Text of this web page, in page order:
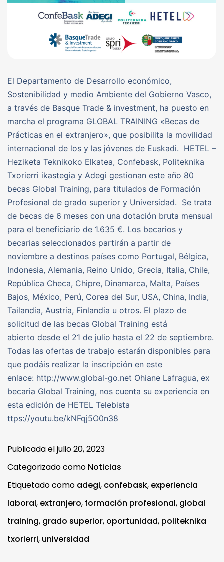
El Departamento de Desarrollo económico,
Sostenibilidad y medio Ambiente del Gobierno Vasco,
a través de Basque Trade & investment, ha puesto en
marcha el programa GLOBAL TRAINING «Becas de
Prácticas en el extranjero», que posibilita la movilidad
internacional de los y las jóvenes de Euskadi. HETEL –
Heziketa Teknikoko Elkatea, Confebask, Politeknika
Txorierri ikastegia y Adegi gestionan este año 80
becas Global Training, para titulados de Formación
Profesional de grado superior y Universidad. Se trata
de becas de 6 meses con una dotación bruta mensual
para el beneficiario de 1.635 €. Los becarios y
becarias seleccionados partirán a partir de
noviembre a destinos países como Portugal, Bélgica,
Indonesia, Alemania, Reino Unido, Grecia, Italia, Chile,
República Checa, Chipre, Dinamarca, Malta, Países
Bajos, México, Perú, Corea del Sur, USA, China, India,
Tailandia, Austria, Finlandia u otros. El plazo de
solicitud de las becas Global Training está
abierto desde el 21 de julio hasta el 22 de septiembre.
Todas las ofertas de trabajo estarán disponibles para
que podáis realizar la inscripción en este
enlace: http://www.global-go.net Ohiane Lafragua, ex
becaria Global Training, nos cuenta su experiencia en
esta edición de HETEL Telebista
ttps://youtu.be/kNFqj5O0n38
Publicada eljulio 20, 2023
Categorizado como Noticias
Etiquetado como adegi, confebask, experiencia
laboral, extranjero, formación profesional, global
training, grado superior, oportunidad, politeknika
txorierri, universidad